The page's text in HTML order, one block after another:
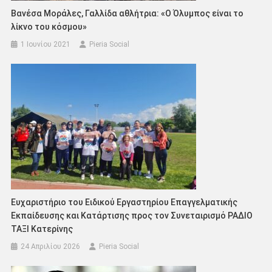
Βανέσα Μοράλες, Γαλλίδα αθλήτρια: «Ο Όλυμπος είναι το
λίκνο του κόσμου»
1 Ιουνίου 2021 Pieria Social
Ευχαριστήριο του Ειδικού Εργαστηρίου Επαγγελματικής
Εκπαίδευσης και Κατάρτισης προς τον Συνεταιρισμό ΡΑΔΙΟ
ΤΑΞΙ Κατερίνης
24 Απριλίου 2026 Pieria Social